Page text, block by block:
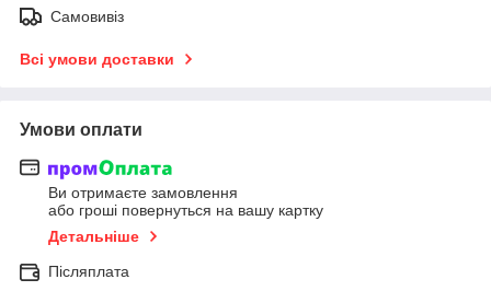
Самовивіз
Всі умови доставки
Умови оплати
Ви отримаєте замовлення
або гроші повернуться на вашу картку
Детальніше
Післяплата